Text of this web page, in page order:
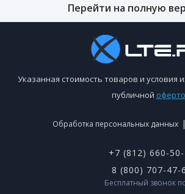
Перейти на полную
Указанная стоимость товаров и условия
публичной
Обработка персональных данных |
+7 (812) 660-
8 (800) 707-47-
Бесплатный звонок